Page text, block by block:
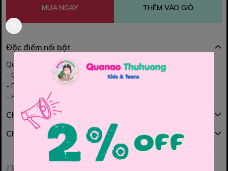
MUA NGAY THÊM VÀO GIỎ
Đặc điểm nổi bật
Quần Short Jean cho bé ạ
- Quần Jean Chất vải jean mềm mịn, co dãn nhẹ.
- Form quần đứng, lưng chun co giản tốt
- Phối chung với áo thun, áo sơ mi đều đẹp hết nhé các Mom
Chính sách mua hàng
Chính sách đổi hàng